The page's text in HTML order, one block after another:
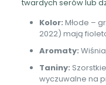
twardych serów lub
Kolor: Młode –
2022) mają
Aromaty:
Taniny:
wyczuwalne na